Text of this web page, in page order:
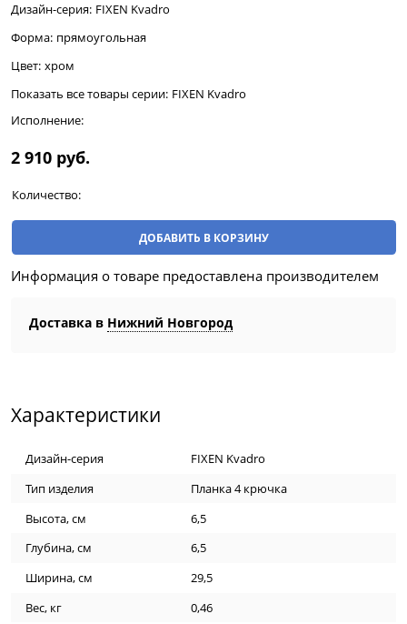
Дизайн-серия: FIXEN Kvadro
Форма: прямоугольная
Цвет: хром
Показать все товары серии: FIXEN Kvadro
Исполнение:
2 910 руб.
Количество:
ДОБАВИТЬ В КОРЗИНУ
Информация о товаре предоставлена производителем
Доставка в Нижний Новгород
Характеристики
Дизайн-серия
FIXEN Kvadro
Тип изделия
Планка 4 крючка
Высота, см
6,5
Глубина, см
6,5
Ширина, см
29,5
Вес, кг
0,46